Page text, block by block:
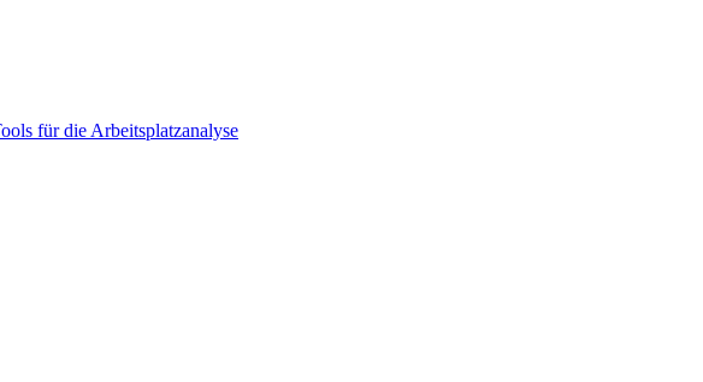
für die Arbeitsplatzanalyse